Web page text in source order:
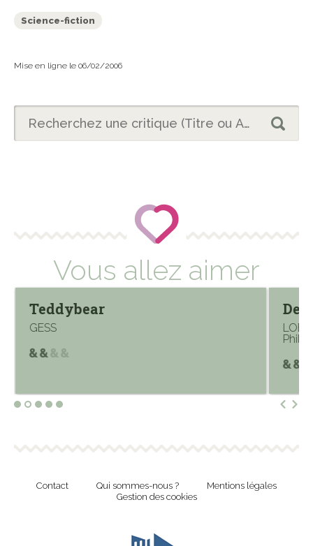
Science-fiction
Mise en ligne le 06/02/2006
Vous allez aimer
Teddybear
GESS
LOB,
Contact Qui sommes-nous ?
Mentions légales
Gestion des cookies